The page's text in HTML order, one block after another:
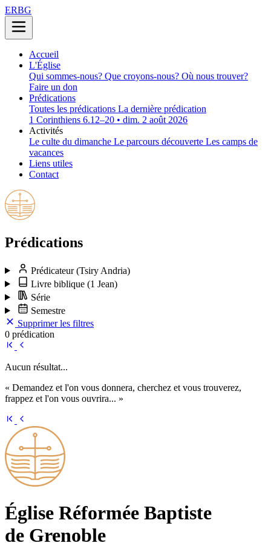
ERBG
Accueil
L'Église
Qui sommes-nous? Que croyons-nous? Où nous trouver?
Faire un don
Prédications
Toutes les prédications La dernière prédication
1 Corinthiens 6.12–20 • dim. 2 août 2026
Activités
Le culte du dimanche Le parcours découverte Les camps de
vacances
Liens utiles
Contact
Prédications
Prédicateur(Tsiry Andria)
Livre biblique (1 Jean)
Série
Semestre
Supprimer les filtres
0 prédication
Aucun résultat...
« Demandez et l'on vous donnera, cherchez et vous trouverez,
frappez et l'on vous ouvrira... »
Église Ré­for­mée Bap­tiste
de Grenoble